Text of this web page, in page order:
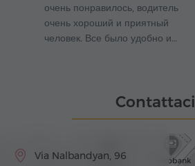
очень понравилось, водитель
очень хороший и приятный
человек. Все было удобно и…
Contattaci
Via Nalbandyan, 96